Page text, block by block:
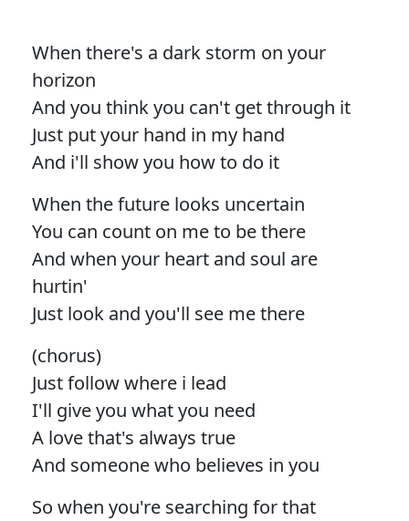
When there's a dark storm on your
horizon
And you think you can't get through it
Just put your hand in my hand
And i'll show you how to do it
When the future looks uncertain
You can count on me to be there
And when your heart and soul are
hurtin'
Just look and you'll see me there
(chorus)
Just follow where i lead
I'll give you what you need
A love that's always true
And someone who believes in you
So when you're searching for that